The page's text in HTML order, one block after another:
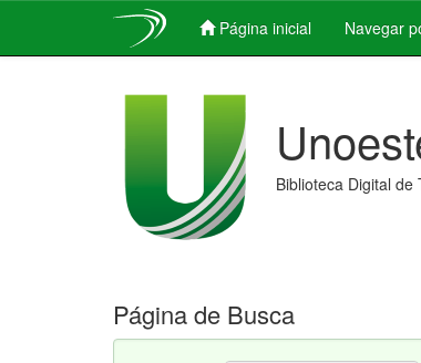
Página inicial Navegar
Biblioteca Digital de
Página de Busca